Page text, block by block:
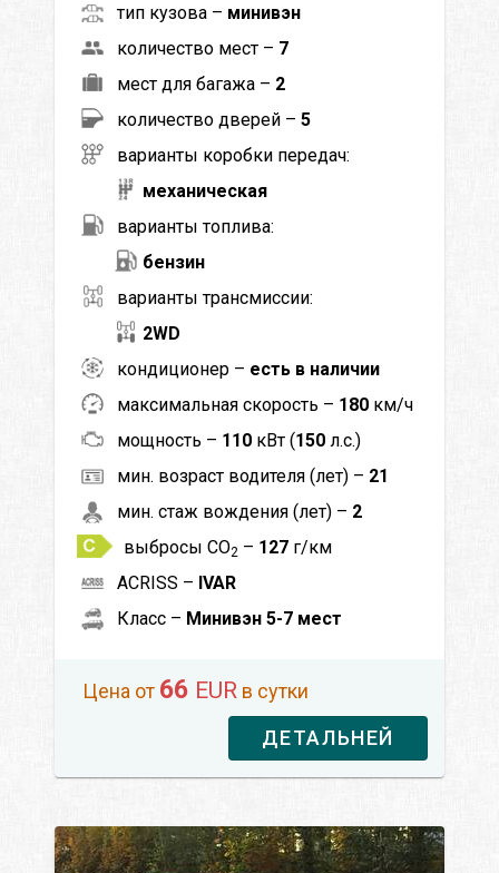
тип кузова – минивэн
количество мест – 7
мест для багажа – 2
количество дверей – 5
варианты коробки передач:
механическая
варианты топлива:
бензин
варианты трансмиссии:
2WD
кондиционер – есть в наличии
максимальная скорость – 180 км/ч
мощность – 110 кВт (150 л.с.)
мин. возраст водителя (лет) – 21
мин. стаж вождения (лет) – 2
выбросы CO2 – 127 г/км
ACRISS – IVAR
Класс – Минивэн 5-7 мест
Цена от 66 EUR в сутки
ДЕТАЛЬНЕЙ